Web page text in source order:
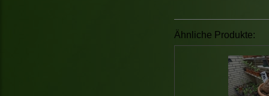
Ähnliche Produkte: